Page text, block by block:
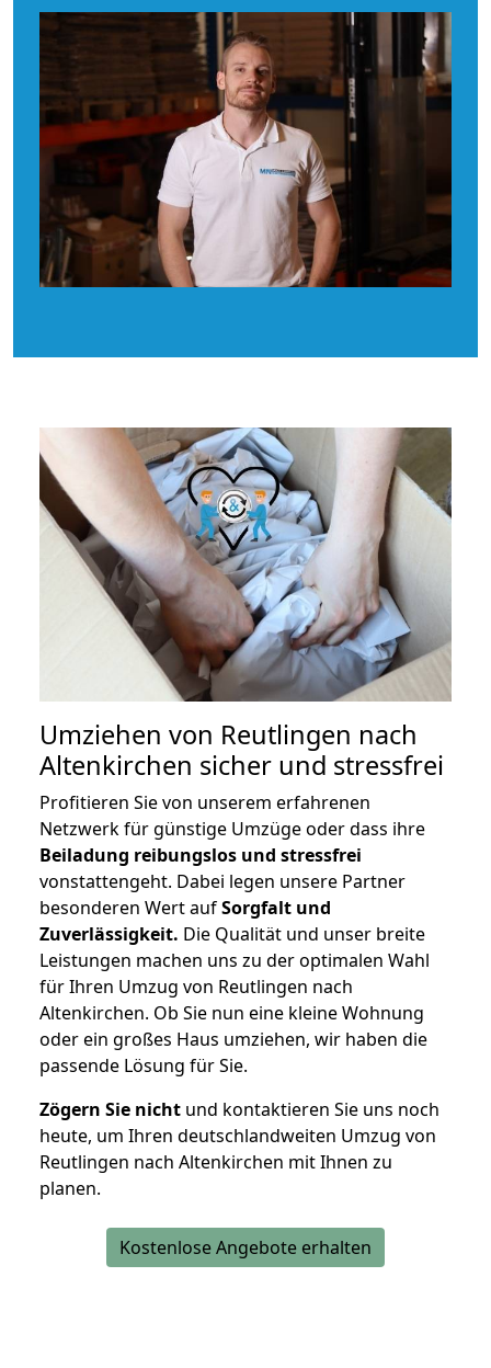
Umziehen von Reutlingen nach
Altenkirchen sicher und stressfrei
Profitieren Sie von unserem erfahrenen
Netzwerk für günstige Umzüge oder dass ihre
Beiladung reibungslos und stressfrei
vonstattengeht. Dabei legen unsere Partner
besonderen Wert aufSorgfalt und
Zuverlässigkeit. Die Qualität und unser breite
Leistungen machen uns zu der optimalen Wahl
für Ihren Umzug von Reutlingen nach
Altenkirchen. Ob Sie nun eine kleine Wohnung
oder ein großes Haus umziehen, wir haben die
passende Lösung für Sie.
Zögern Sie nicht und kontaktieren Sie uns noch
heute, um Ihren deutschlandweiten Umzug von
Reutlingen nach Altenkirchen mit Ihnen zu
planen.
Kostenlose Angebote erhalten